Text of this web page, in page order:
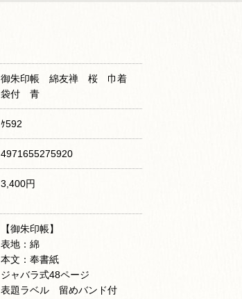
御朱印帳 綿友禅 桜 巾着
袋付 青
ｹ592
4971655275920
3,400円
【御朱印帳】
表地：綿
本文：奉書紙
ジャバラ式48ページ
表題ラベル 留めバンド付